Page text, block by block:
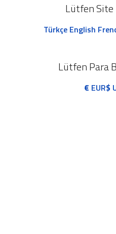
Lütfen Site
Türkçe English
Lütfen Para
€ EUR$